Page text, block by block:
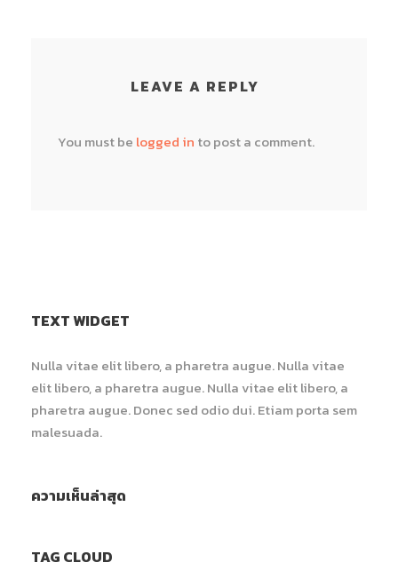
LEAVE A REPLY
You must be logged in to post a comment.
TEXT WIDGET
Nulla vitae elit libero, a pharetra augue. Nulla vitae
elit libero, a pharetra augue. Nulla vitae elit libero, a
pharetra augue. Donec sed odio dui. Etiam porta sem
malesuada.
ความเห็นล่าสุด
TAG CLOUD